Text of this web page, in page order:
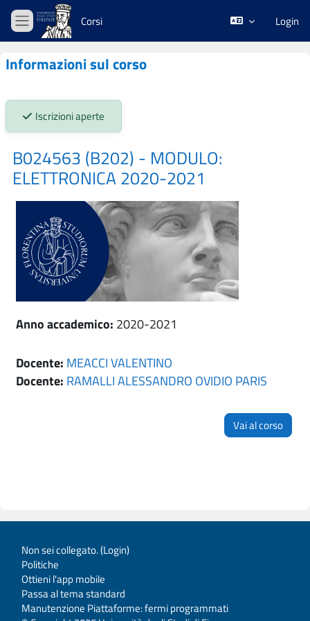
Vai al contenuto principale
Pannello laterale
Corsi Login
Informazioni sul corso
Stato iscrizioni:
Iscrizioni aperte
B024563 (B202) - MODULO:
ELETTRONICA 2020-2021
Anno accademico: 2020-2021
Docente: MEACCI VALENTINO
Docente: RAMALLI ALESSANDRO OVIDIO PARIS
Vai al corso
Non sei collegato. (Login)
Politiche
Ottieni l'app mobile
Passa al tema standard
Manutenzione Piattaforme: fermi programmati